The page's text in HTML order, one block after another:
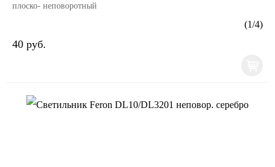
плоско- неповоротный
(1/4)
40 руб.